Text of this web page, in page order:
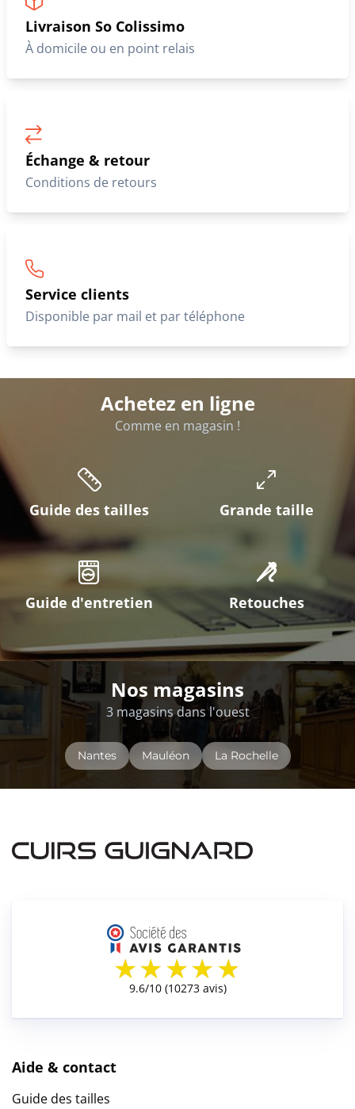
Livraison So Colissimo
À domicile ou en point relais
Échange & retour
Conditions de retours
Service clients
Disponible par mail et par téléphone
Achetez en ligne
Comme en magasin !
Guide des tailles Grande taille
Guide d'entretien Retouches
Nos magasins
3 magasins dans l'ouest
Nantes Mauléon La Rochelle
Aide & contact
Guide des tailles